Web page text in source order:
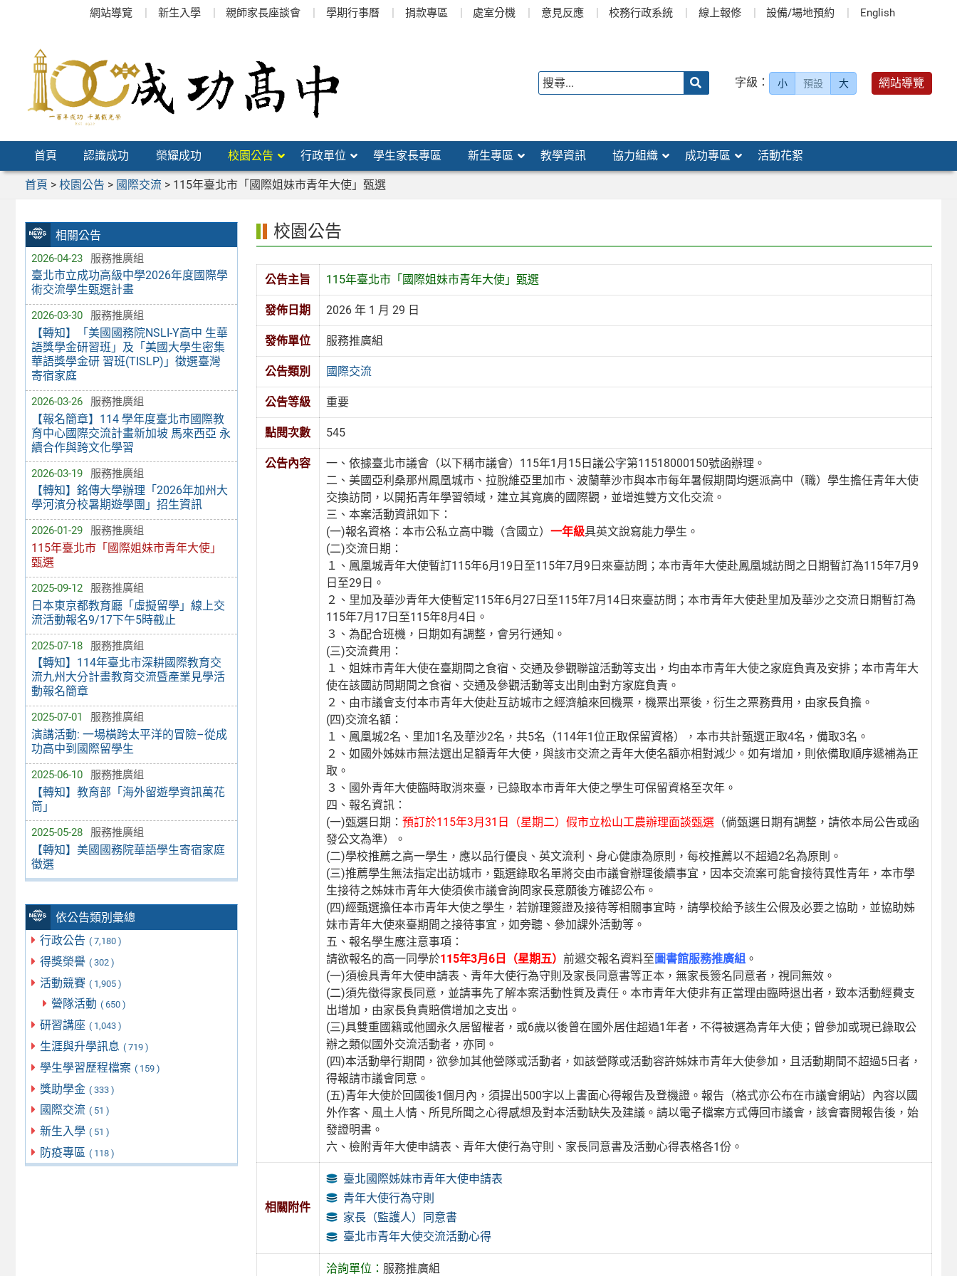
網站導覽 新生入學 親師家長座談會 學期行事曆 捐款專區 處室分機 意見反應 校務行政系統 線上報修 設備/場地預約 English
字級： 小 預設 大 網站導覽
首頁 認識成功 榮耀成功 校園公告 行政單位 學生家長專區 新生專區 教學資訊 協力組織 成功專區 活動花絮
首頁 > 校園公告 > 國際交流 > 115年臺北市「國際姐妹市青年大使」甄選
相關公告
2026-04-23 服務推廣組
臺北市立成功高級中學2026年度國際學
術交流學生甄選計畫
2026-03-30 服務推廣組
【轉知】「美國國務院NSLI-Y高中 生華
語獎學金研習班」及「美國大學生密集
華語獎學金研 習班(TISLP)」徵選臺灣
寄宿家庭
2026-03-26 服務推廣組
【報名簡章】114 學年度臺北市國際教
育中心國際交流計畫新加坡 馬來西亞 永
續合作與跨文化學習
2026-03-19 服務推廣組
【轉知】銘傳大學辦理「2026年加州大
學河濱分校暑期遊學團」招生資訊
2026-01-29 服務推廣組
115年臺北市「國際姐妹市青年大使」
甄選
2025-09-12 服務推廣組
日本東京都教育廳「虛擬留學」線上交
流活動報名9/17下午5時截止
2025-07-18 服務推廣組
【轉知】114年臺北市深耕國際教育交
流九州大分計畫教育交流暨產業見學活
動報名簡章
2025-07-01 服務推廣組
演講活動: 一場橫跨太平洋的冒險–從成
功高中到國際留學生
2025-06-10 服務推廣組
【轉知】教育部「海外留遊學資訊萬花
筒」
2025-05-28 服務推廣組
【轉知】美國國務院華語學生寄宿家庭
徵選
依公告類別彙總
行政公告 ( 7,180 )
得獎榮譽 ( 302 )
活動競賽 ( 1,905 )
營隊活動 ( 650 )
研習講座 ( 1,043 )
生涯與升學訊息 ( 719 )
學生學習歷程檔案 ( 159 )
獎助學金 ( 333 )
國際交流 ( 51 )
新生入學 ( 51 )
防疫專區 ( 118 )
校園公告
公告主旨 115年臺北市「國際姐妹市青年大使」甄選
發佈日期 2026 年 1 月 29 日
發佈單位 服務推廣組
公告類別 國際交流
公告等級 重要
點閱次數 545
公告內容
一、依據臺北市議會（以下稱市議會）115年1月15日議公字第11518000150號函辦理。
二、美國亞利桑那州鳳凰城市、拉脫維亞里加市、波蘭華沙市與本市每年暑假期間均選派高中（職）學生擔任青年大使
交換訪問，以開拓青年學習領域，建立其寬廣的國際觀，並增進雙方文化交流。
三、本案活動資訊如下：
(一)報名資格：本市公私立高中職（含國立）一年級具英文說寫能力學生。
(二)交流日期：
１、鳳凰城青年大使暫訂115年6月19日至115年7月9日來臺訪問；本市青年大使赴鳳凰城訪問之日期暫訂為115年7月9
日至29日。
２、里加及華沙青年大使暫定115年6月27日至115年7月14日來臺訪問；本市青年大使赴里加及華沙之交流日期暫訂為
115年7月17日至115年8月4日。
３、為配合班機，日期如有調整，會另行通知。
(三)交流費用：
１、姐妹市青年大使在臺期間之食宿、交通及參觀聯誼活動等支出，均由本市青年大使之家庭負責及安排；本市青年大
使在該國訪問期間之食宿、交通及參觀活動等支出則由對方家庭負責。
２、由市議會支付本市青年大使赴互訪城市之經濟艙來回機票，機票出票後，衍生之票務費用，由家長負擔。
(四)交流名額：
１、鳳凰城2名、里加1名及華沙2名，共5名（114年1位正取保留資格），本市共計甄選正取4名，備取3名。
２、如國外姊妹市無法選出足額青年大使，與該市交流之青年大使名額亦相對減少。如有增加，則依備取順序遞補為正
取。
３、國外青年大使臨時取消來臺，已錄取本市青年大使之學生可保留資格至次年。
四、報名資訊：
(一)甄選日期：預訂於115年3月31日（星期二）假市立松山工農辦理面談甄選 （倘甄選日期有調整，請依本局公告或函
發公文為準）。
(二)學校推薦之高一學生，應以品行優良、英文流利、身心健康為原則，每校推薦以不超過2名為原則。
(三)推薦學生無法指定出訪城市，甄選錄取名單將交由市議會辦理後續事宜，因本交流案可能會接待異性青年，本市學
生接待之姊妹市青年大使須俟市議會詢問家長意願後方確認公布。
(四)經甄選擔任本市青年大使之學生，若辦理簽證及接待等相關事宜時，請學校給予該生公假及必要之協助，並協助姊
妹市青年大使來臺期間之接待事宜，如旁聽、參加課外活動等。
五、報名學生應注意事項：
請欲報名的高一同學於115年3月6日（星期五）前遞交報名資料至 圖書館服務推廣組 。
(一)須檢具青年大使申請表、青年大使行為守則及家長同意書等正本，無家長簽名同意者，視同無效。
(二)須先徵得家長同意，並請事先了解本案活動性質及責任。本市青年大使非有正當理由臨時退出者，致本活動經費支
出增加，由家長負責賠償增加之支出。
(三)具雙重國籍或他國永久居留權者，或6歲以後曾在國外居住超過1年者，不得被選為青年大使；曾參加或現已錄取公
辦之類似國外交流活動者，亦同。
(四)本活動舉行期間，欲參加其他營隊或活動者，如該營隊或活動容許姊妹市青年大使參加，且活動期間不超過5日者，
得報請市議會同意。
(五)青年大使於回國後1個月內，須提出500字以上書面心得報告及登機證。報告（格式亦公布在市議會網站）內容以國
外作客、風土人情、所見所聞之心得感想及對本活動缺失及建議。請以電子檔案方式傳回市議會，該會審閱報告後，始
發證明書。
六、檢附青年大使申請表、青年大使行為守則、家長同意書及活動心得表格各1份。
相關附件
臺北國際姊妹市青年大使申請表
青年大使行為守則
家長（監護人）同意書
臺北市青年大使交流活動心得
洽詢單位： 服務推廣組